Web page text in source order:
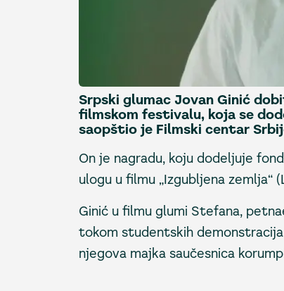
Srpski glumac Jovan Ginić
filmskom festivalu, koja se
saopštio je Filmski centar
On je nagradu, koju dodeljuje
ulogu u filmu „Izgubljena
Ginić u filmu glumi Stefana,
tokom studentskih
njegova majka saučesnica